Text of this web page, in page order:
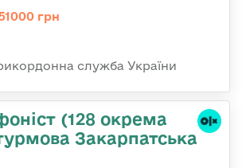
грн
служба України
(128 окрема
Закарпатська